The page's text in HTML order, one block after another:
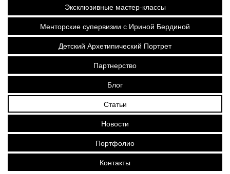
Эксклюзивные мастер-классы
Менторские супервизии с Ириной Бердиной
Детский Архетипический Портрет
Партнерство
Блог
Статьи
Новости
Портфолио
Контакты